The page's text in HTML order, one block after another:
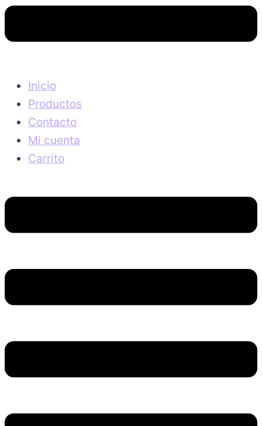
Inicio
Productos
Contacto
Mi cuenta
Carrito